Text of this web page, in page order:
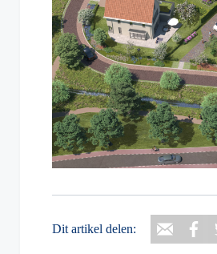
Dit artikel delen: